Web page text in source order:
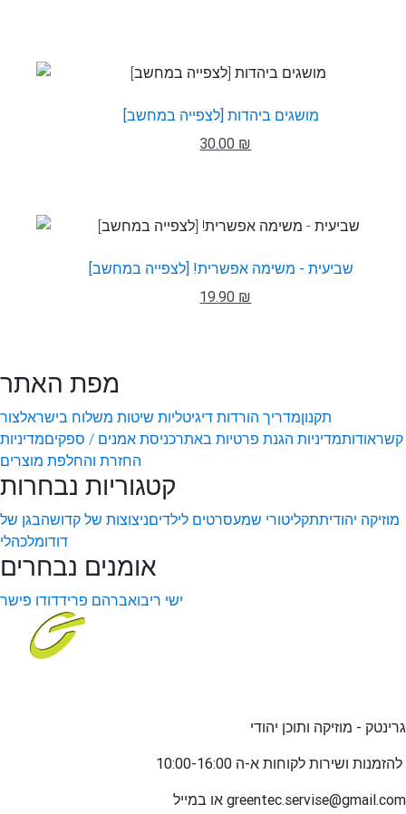
מושגים ביהדות [לצפייה במחשב]
30.00 ₪
שביעית - משימה אפשרית! [לצפייה במחשב]
19.90 ₪
מפת האתר
תקנוןמדריך הורדות דיגיטליות שיטות משלוח בישראלצור
קשראודותמדיניות הגנת פרטיות באתרכניסת אמנים / ספקיםמדיניות
החזרת והחלפת מוצרים
קטגוריות נבחרות
מוזיקה יהודיתתקליטורי שמעסרטים לילדיםניצוצות של קדושהבגן של
דודומלכהלי
אומנים נבחרים
ישי ריבואברהם פרידדודו פישר
גרינטק - מוזיקה ותוכן יהודי
להזמנות ו
greentec.servise@gmail.com